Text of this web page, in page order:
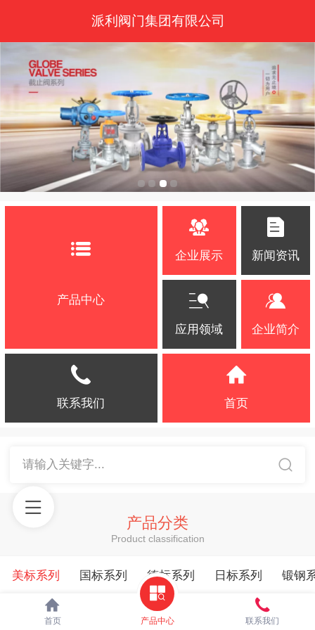
派利阀门集团有限公司
产品中心
企业展示 新闻资讯
应用领域 企业简介
联系我们 首页
请输入关键字...
产品分类
Product classification
美标系列 国标系列 德标系列 日标系列 锻钢
首页 产品中心 联系我们